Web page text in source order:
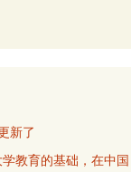
新了
教育的基础，在中国